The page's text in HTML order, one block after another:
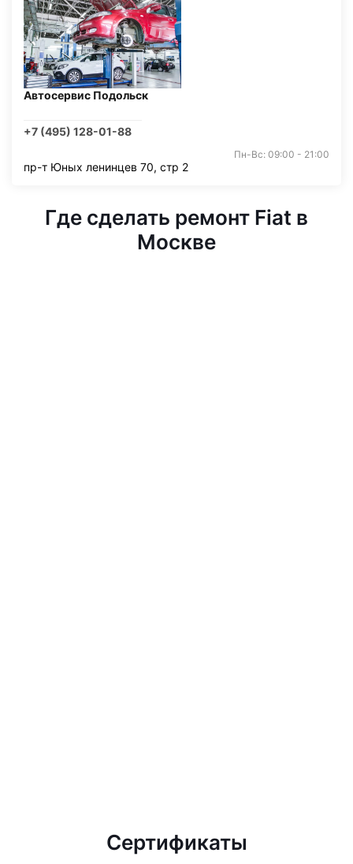
Автосервис Подольск
+7 (495) 128-01-88
Пн-Вс: 09:00 - 21:00
пр-т Юных ленинцев 70, стр 2
Где сделать ремонт Fiat в
Москве
Сертификаты